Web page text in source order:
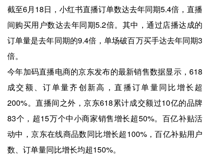
截至6月18日，小红书直播订单数达去年同期5.4倍，直播
间购买用户数达去年同期5.2倍。其中，通过店播达成的
订单量是去年同期的9.4倍，单场破百万买手达去年同期3
倍。
今年加码直播电商的京东发布的最新销售数据显示，618
成交额、订单量齐创新高，直播订单量同比增长超
200%。直播间之外，京东618累计成交额过10亿的品牌
83个，超15万个中小商家销售增长超50%。百亿补贴活
动中，京东在线商品数同比增长超100%，百亿补贴用户
数、订单量同比增长均超150%。